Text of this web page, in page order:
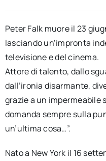
Peter Falk muore il 23
lasciando un’impronta
televisione e del cinema.
Attore di talento, dallo
dall’ironia disarmante,
grazie a un impermeabile
domanda sempre sulla
un’ultima cosa…”.
Nato a New York il 16